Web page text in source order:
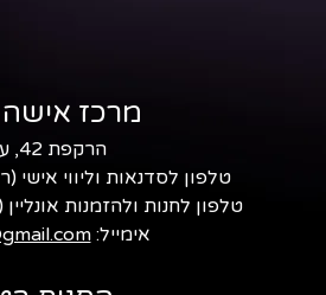
מרכז
הרקפת 42, עמיקם
טלפון לסדנאות וליווי אישי
טלפון לחנות ולהזמנות
אימייל: